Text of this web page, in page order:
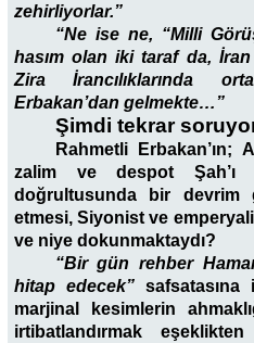
zehirliyorlar.”
“Ne ise ne, “Milli
hasım olan iki taraf da,
Zira İrancılıklarında
Erbakan’dan gelmekte…”
Şimdi tekrar
Rahmetli Erbakan’ın;
zalim ve despot Şah’ı
doğrultusunda bir devrim
etmesi, Siyonist ve
ve niye dokunmaktaydı?
“Bir gün rehber
hitap edecek” safsatasına
marjinal kesimlerin
irtibatlandırmak